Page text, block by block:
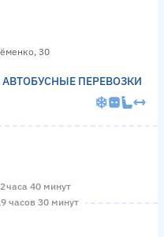
30
ПЕРЕВОЗКИ
часа 40 минут
часов 30 минут